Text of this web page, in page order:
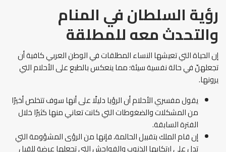
رؤية السلطان في المنام
والتحدث معه للمطلقة
إن الحياة التي تعيشها النساء المطلقات في الوطن العربي كافية أن
تجعلهنّ في حالة نفسية سيئة؛ مما ينعكس بالطبع على الأحلام التي
يرونها.
يقول مفسري الأحلام أن الرؤيا دليلًا على أنها سوف تتخلص أخيرًا
من المشكلات والضغوطات التي كانت تعاني منها كثيرًا خلال
الفترة السابقة.
إن قام الملك بتقبيل الحالمة، فإنها من الرؤى المشؤومة التي
تدل على ارتكابها الذنوب والفواحش التي تجعلها عرضة للقيل